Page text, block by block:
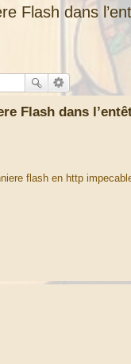
Flash dans
Flash dans
flash en http